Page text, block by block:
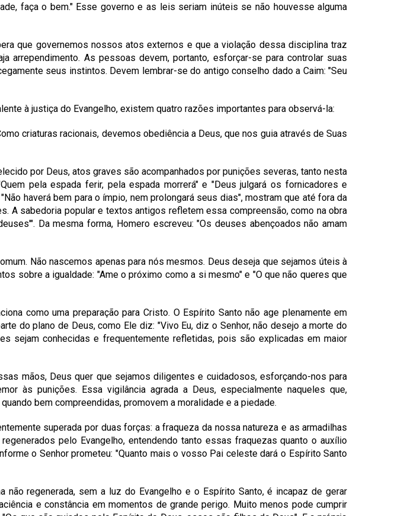
faça o bem." Esse governo e as leis seriam inúteis se não houvesse alguma
que governemos nossos atos externos e que a violação dessa disciplina traz
arrependimento. As pessoas devem, portanto, esforçar-se para controlar suas
seus instintos. Devem lembrar-se do antigo conselho dado a Caim: "Seu
à justiça do Evangelho, existem quatro razões importantes para observá-la:
criaturas racionais, devemos obediência a Deus, que nos guia através de Suas
por Deus, atos graves são acompanhados por punições severas, tanto nesta
pela espada ferir, pela espada morrerá" e "Deus julgará os fornicadores e
haverá bem para o ímpio, nem prolongará seus dias", mostram que até fora da
A sabedoria popular e textos antigos refletem essa compreensão, como na obra
Da mesma forma, Homero escreveu: "Os deuses abençoados não amam
Não nascemos apenas para nós mesmos. Deus deseja que sejamos úteis à
sobre a igualdade: "Ame o próximo como a si mesmo" e "O que não queres que
como uma preparação para Cristo. O Espírito Santo não age plenamente em
do plano de Deus, como Ele diz: "Vivo Eu, diz o Senhor, não desejo a morte do
sejam conhecidas e frequentemente refletidas, pois são explicadas em maior
mãos, Deus quer que sejamos diligentes e cuidadosos, esforçando-nos para
às punições. Essa vigilância agrada a Deus, especialmente naqueles que,
bem compreendidas, promovem a moralidade e a piedade.
superada por duas forças: a fraqueza da nossa natureza e as armadilhas
pelo Evangelho, entendendo tanto essas fraquezas quanto o auxílio
o Senhor prometeu: "Quanto mais o vosso Pai celeste dará o Espírito Santo
regenerada, sem a luz do Evangelho e o Espírito Santo, é incapaz de gerar
e constância em momentos de grande perigo. Muito menos pode cumprir